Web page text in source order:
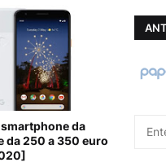
da
da 250 a 350 euro